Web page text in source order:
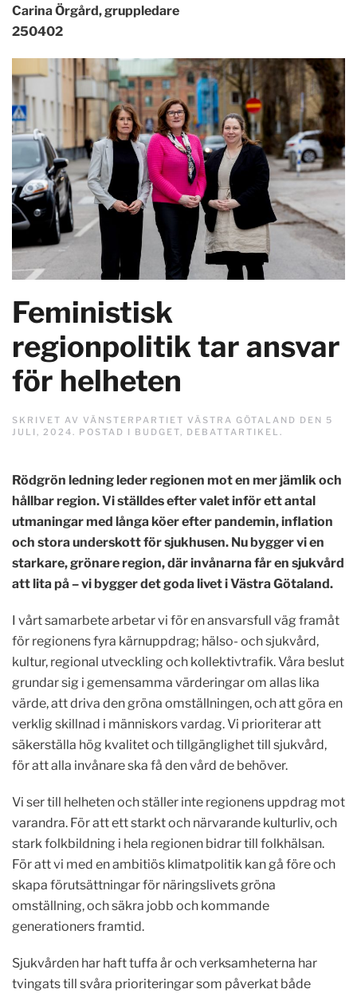
Carina Örgård, gruppledare
250402
Feministisk
regionpolitik tar ansvar
för helheten
SKRIVET AV VÄNSTERPARTIET VÄSTRA GÖTALAND DEN 5
JULI, 2024. POSTAD I BUDGET, DEBATTARTIKEL .
Rödgrön ledning leder regionen mot en mer jämlik och
hållbar region. Vi ställdes efter valet inför ett antal
utmaningar med långa köer efter pandemin, inflation
och stora underskott för sjukhusen. Nu bygger vi en
starkare, grönare region, där invånarna får en sjukvård
att lita på – vi bygger det goda livet i Västra Götaland.
I vårt samarbete arbetar vi för en ansvarsfull väg framåt
för regionens fyra kärnuppdrag; hälso- och sjukvård,
kultur, regional utveckling och kollektivtrafik. Våra beslut
grundar sig i gemensamma värderingar om allas lika
värde, att driva den gröna omställningen, och att göra en
verklig skillnad i människors vardag. Vi prioriterar att
säkerställa hög kvalitet och tillgänglighet till sjukvård,
för att alla invånare ska få den vård de behöver.
Vi ser till helheten och ställer inte regionens uppdrag mot
varandra. För att ett starkt och närvarande kulturliv, och
stark folkbildning i hela regionen bidrar till folkhälsan.
För att vi med en ambitiös klimatpolitik kan gå före och
skapa förutsättningar för näringslivets gröna
omställning, och säkra jobb och kommande
generationers framtid.
Sjukvården har haft tuffa år och verksamheterna har
tvingats till svåra prioriteringar som påverkat både